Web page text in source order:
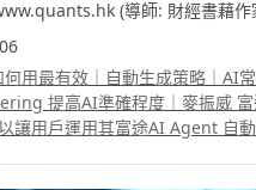
(導師: 財經書藉作
用最有效｜自動生成策略｜AI常
提高AI準確程度｜麥振威 富
讓用戶運用其富途AI Agent 自